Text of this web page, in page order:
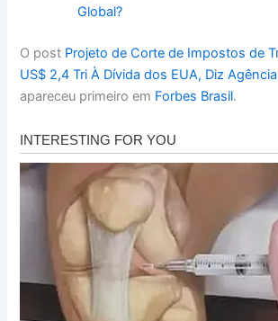
Global?
O post Projeto de Corte de Impostos de
US$ 2,4 Tri À Dívida dos EUA, Diz
apareceu primeiro em Forbes Brasil.